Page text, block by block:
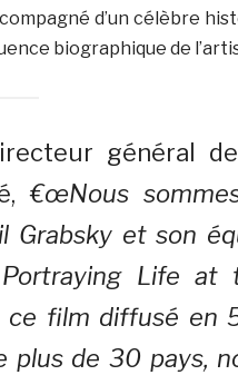
d’un célèbre
biographique de
général
€œNous
Grabsky et son
Life at
film diffusé en
plus de 30 pays,